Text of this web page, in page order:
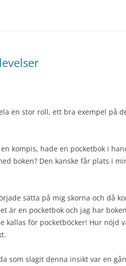
en stor roll, ett bra exempel på
kompis, hade en pocketbok i
boken? Den kanske får plats i
sätta på mig skorna och då
är en pocketbok och jag har
kallas för pocketböcker! Hur nöjd
som slagit denna insikt var en